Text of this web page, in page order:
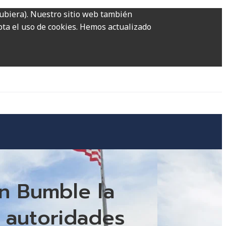
Nuestro sitio web también
el uso de cookies. Hemos actualizado
Bumble la